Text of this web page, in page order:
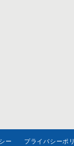
ー プライバシーポ